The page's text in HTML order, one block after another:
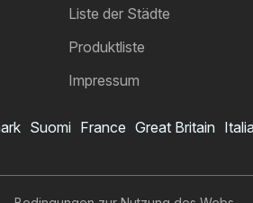
Ich möchte den Prospekt abonnieren
Liste der Städte
Produktliste
Impressum
Suomi France Great Britain Italia